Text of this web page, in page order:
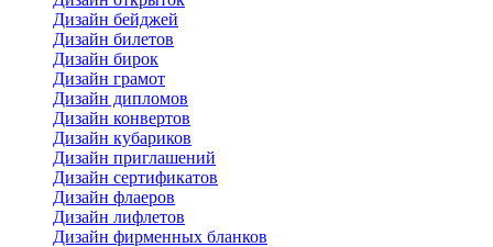
Дизайн бейджей
Дизайн билетов
Дизайн бирок
Дизайн грамот
Дизайн дипломов
Дизайн конвертов
Дизайн кубариков
Дизайн приглашений
Дизайн сертификатов
Дизайн флаеров
Дизайн лифлетов
Дизайн фирменных бланков